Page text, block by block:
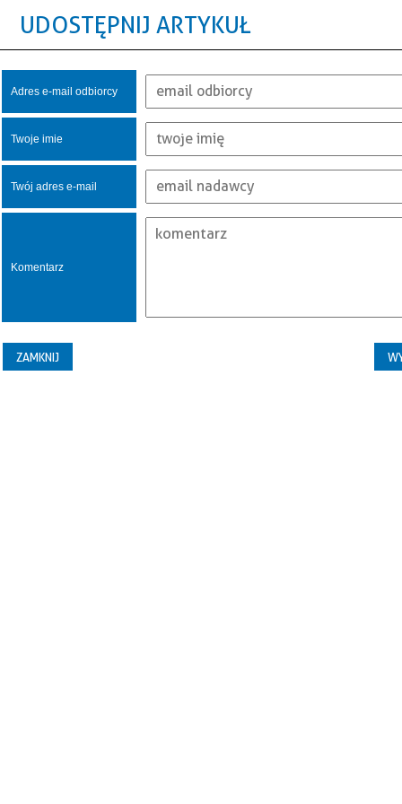
UDOSTĘPNIJ ARTYKUŁ
Adres e-mail odbiorcy
Twoje imie
Twój adres e-mail
Komentarz